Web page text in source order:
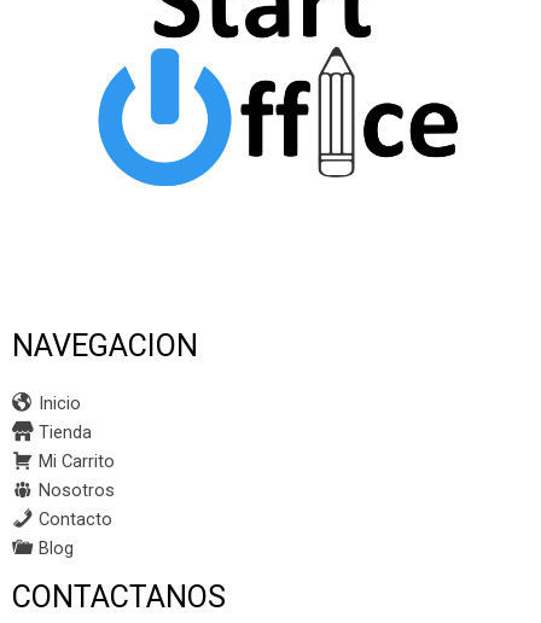
NAVEGACION
Inicio
Tienda
Mi Carrito
Nosotros
Contacto
Blog
CONTACTANOS